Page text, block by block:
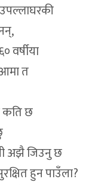
त
कति छ
अझै जिउनु छ
हुन पाउँला?